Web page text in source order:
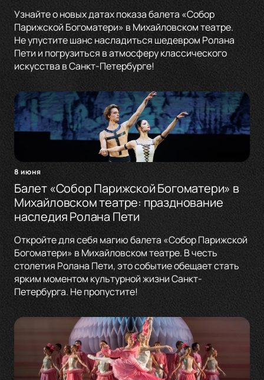
Узнайте о новых датах показа балета «Собор
Парижской Богоматери» в Михайловском театре.
Не упустите шанс насладиться шедевром Ролана
Пети и погрузиться в атмосферу классического
искусства в Санкт-Петербурге!
8 июня
Балет «Собор Парижской Богоматери» в
Михайловском театре: празднование
наследия Ролана Пети
Откройте для себя магию балета «Собор Парижской
Богоматери» в Михайловском театре. В честь
столетия Ролана Пети, это событие обещает стать
ярким моментом культурной жизни Санкт-
Петербурга. Не пропустите!